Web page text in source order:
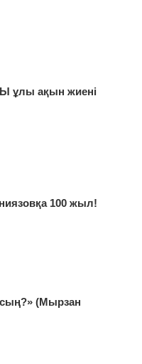
ұлы ақын жиені
100 жыл!
(Мырзан